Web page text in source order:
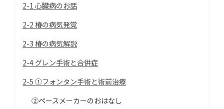
2-1 心臓病のお話
2-2 椿の病気発覚
2-3 椿の病気解説
2-4 グレン手術と合併症
2-5 ①フォンタン手術と術前治療
②ペースメーカーのおはなし